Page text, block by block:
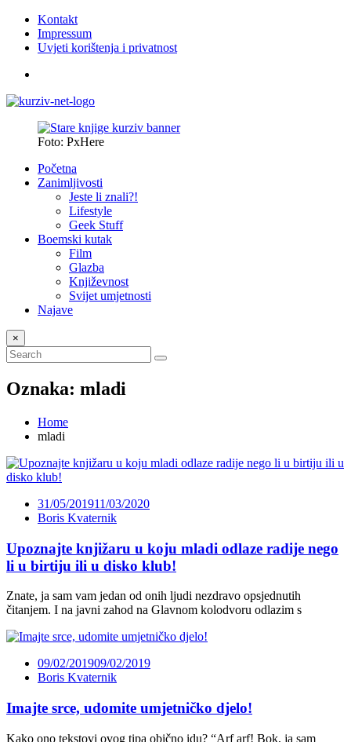
Kontakt
Impressum
Uvjeti korištenja i privatnost
Foto: PxHere
Početna
Zanimljivosti
Jeste li znali?!
Lifestyle
Geek Stuff
Boemski kutak
Film
Glazba
Književnost
Svijet umjetnosti
Najave
×
Oznaka: mladi
Home
mladi
31/05/201911/03/2020
Boris Kvaternik
Upoznajte knjižaru u koju mladi odlaze radije nego
li u birtiju ili u disko klub!
Znate, ja sam vam jedan od onih ljudi nezdravo opsjednutih
čitanjem. I na javni zahod na Glavnom kolodvoru odlazim s
09/02/201909/02/2019
Boris Kvaternik
Imajte srce, udomite umjetničko djelo!
Kako ono tekstovi ovog tipa obično idu? “Arf arf! Bok, ja sam